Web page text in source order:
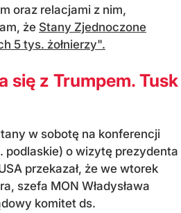
oraz relacjami z nim,
że Stany Zjednoczone
5 tys. żołnierzy".
się z Trumpem. Tusk
w sobotę na konferencji
podlaskie) o wizytę prezydenta
przekazał, że we wtorek
szefa MON Władysława
komitet ds.